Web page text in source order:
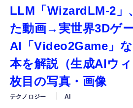
ガジェット
ゲーム
カルチャー
LLM「WizardLM-2」
た動画→実世界3Dゲ
AI「Video2Game」
本を解説（生成AIウ
枚目の写真・画像
テクノロジー AI